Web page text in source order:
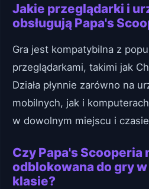
Jakie przeglądarki i
obsługują Papa's
Gra jest kompatybilna z
przeglądarkami, takimi jak
Działa płynnie zarówno na
mobilnych, jak i
w dowolnym miejscu i
Czy Papa's Scooperia
odblokowana do gry
klasie?